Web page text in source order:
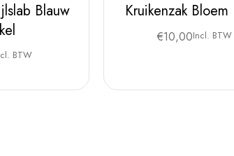
Blauw
BTW
Kruikenzak Bloem
€10,00Incl. BTW